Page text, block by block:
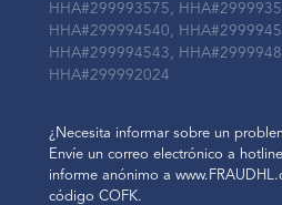
HHA#299993575,
HHA#299994540,
HHA#299994543,
HHA#299992024
¿Necesita informar sobre un
Envíe un correo electrónico a
informe anónimo a
código COFK.